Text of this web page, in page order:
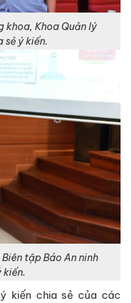
khoa, Khoa Quản lý
sẻ ý kiến.
tập Báo An ninh
kiến.
kiến chia sẻ của các